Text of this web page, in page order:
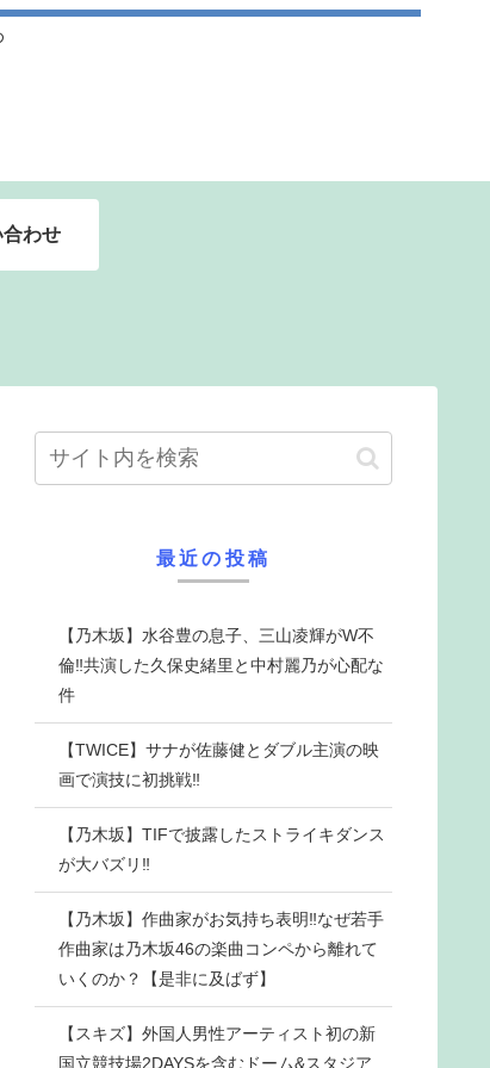
わせ
最近の投稿
【乃木坂】水谷豊の息子、三山凌輝がW不
倫‼共演した久保史緒里と中村麗乃が心配な
件
【TWICE】サナが佐藤健とダブル主演の映
画で演技に初挑戦‼
【乃木坂】TIFで披露したストライキダンス
が大バズリ‼
【乃木坂】作曲家がお気持ち表明‼なぜ若手
作曲家は乃木坂46の楽曲コンペから離れて
いくのか？【是非に及ばず】
【スキズ】外国人男性アーティスト初の新
国立競技場2DAYSを含むドーム&スタジア